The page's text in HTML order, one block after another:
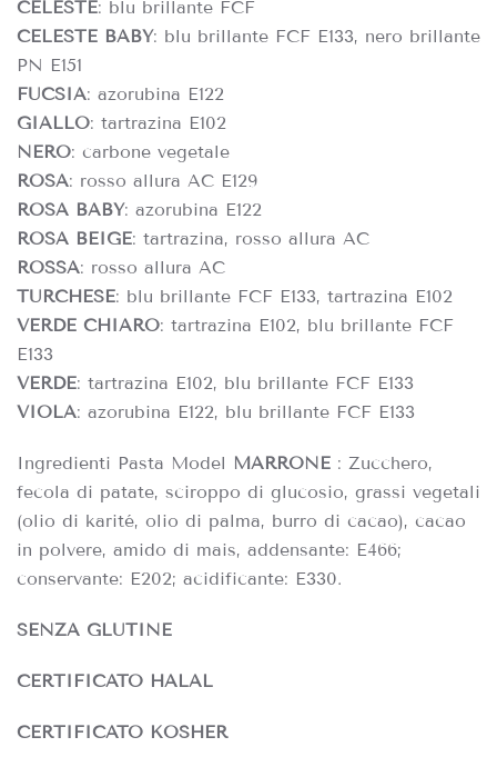
CELESTE: blu brillante FCF
CELESTE BABY: blu brillante FCF E133, nero brillante
PN E151
FUCSIA: azorubina E122
GIALLO: tartrazina E102
NERO: carbone vegetale
ROSA: rosso allura AC E129
ROSA BABY: azorubina E122
ROSA BEIGE: tartrazina, rosso allura AC
ROSSA: rosso allura AC
TURCHESE: blu brillante FCF E133, tartrazina E102
VERDE CHIARO: tartrazina E102, blu brillante FCF
E133
VERDE: tartrazina E102, blu brillante FCF E133
VIOLA: azorubina E122, blu brillante FCF E133
Ingredienti Pasta Model MARRONE : Zucchero,
fecola di patate, sciroppo di glucosio, grassi vegetali
(olio di karité, olio di palma, burro di cacao), cacao
in polvere, amido di mais, addensante: E466;
conservante: E202; acidificante: E330.
SENZA GLUTINE
CERTIFICATO HALAL
CERTIFICATO KOSHER